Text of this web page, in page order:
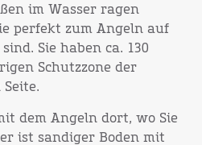
im Wasser ragen
perfekt zum Angeln auf
Sie haben ca. 130
Schutzzone der
dem Angeln dort, wo Sie
ist sandiger Boden mit